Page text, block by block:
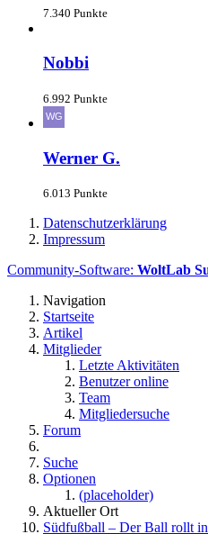
7.340 Punkte
Nobbi
6.992 Punkte
Werner G.
6.013 Punkte
Datenschutzerklärung
Impressum
Community-Software: WoltLab
Navigation
Startseite
Artikel
Mitglieder
Letzte Aktivitäten
Benutzer online
Team
Mitgliedersuche
Forum
Suche
Optionen
(placeholder)
Aktueller Ort
Südfußball – Der Ball rollt